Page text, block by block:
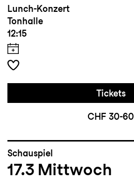
Lunch-Konzert
Tonhalle
12:15
Tickets
CHF 30-60
Schauspiel
17.3 Mittwoch